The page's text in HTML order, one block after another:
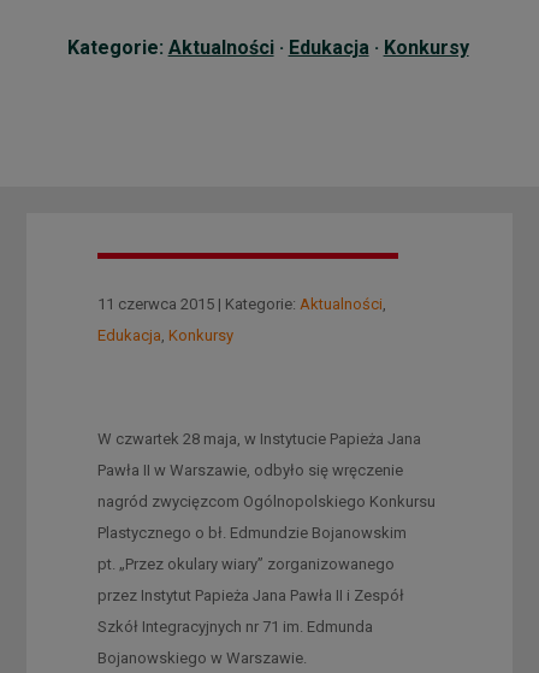
Kategorie: Aktualności· Edukacja · Konkursy
11 czerwca 2015 | Kategorie: Aktualności
Edukacja Konkursy
W czwartek 28 maja, w Instytucie Papieża Jana
Pawła II w Warszawie, odbyło się wręczenie
nagród zwycięzcom Ogólnopolskiego Konkursu
Plastycznego o bł. Edmundzie Bojanowskim
pt. „Przez okulary wiary” zorganizowanego
przez Instytut Papieża Jana Pawła II i Zespół
Szkół Integracyjnych nr 71 im. Edmunda
Bojanowskiego w Warszawie.